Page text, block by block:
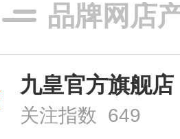
品牌网店
九皇官方旗舰店
关注指数 649